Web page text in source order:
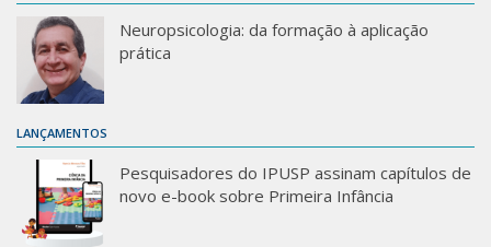
Neuropsicologia: da formação à aplicação
prática
LANÇAMENTOS
Pesquisadores do IPUSP assinam capítulos de
novo e-book sobre Primeira Infância